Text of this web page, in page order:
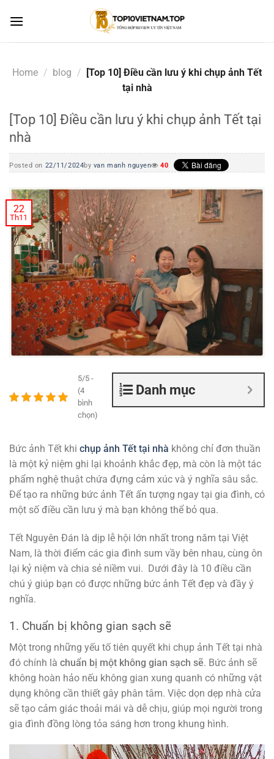
Home / blog /
[Top 10] Điều cần lưu ý khi chụp ảnh Tết
tại nhà
[Top 10] Điều cần lưu ý khi chụp ảnh Tết tại
nhà
Posted on 22/11/2024by van manh nguyen 40
22
Th11
Danh mục
5/5 -
(4
bình
chọn)
Bức ảnh Tết khi chụp ảnh Tết tại nhà không chỉ đơn thuần
là một kỷ niệm ghi lại khoảnh khắc đẹp, mà còn là một tác
phẩm nghệ thuật chứa đựng cảm xúc và ý nghĩa sâu sắc.
Để tạo ra những bức ảnh Tết ấn tượng ngay tại gia đình, có
một số điều cần lưu ý mà bạn không thể bỏ qua.
Tết Nguyên Đán là dịp lễ hội lớn nhất trong năm tại Việt
Nam, là thời điểm các gia đình sum vầy bên nhau, cùng ôn
lại kỷ niệm và chia sẻ niềm vui. Dưới đây là 10 điều cần
chú ý giúp bạn có được những bức ảnh Tết đẹp và đầy ý
nghĩa.
1. Chuẩn bị không gian sạch sẽ
Một trong những yếu tố tiên quyết khi chụp ảnh Tết tại nhà
đó chính là chuẩn bị một không gian sạch sẽ. Bức ảnh sẽ
không hoàn hảo nếu không gian xung quanh có những vật
dụng không cần thiết gây phân tâm. Việc dọn dẹp nhà cửa
sẽ tạo cảm giác thoải mái và dễ chịu, giúp mọi người trong
gia đình đồng lòng tỏa sáng hơn trong khung hình.